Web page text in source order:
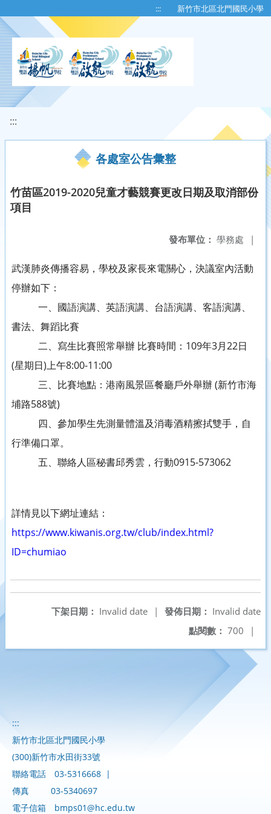
::: 新竹市北區北門國民小學
:::
各處室公告彙整
竹苗區2019-2020兒童才藝競賽更改日期及取消部份
項目
發布單位： 學務處 |
武漢肺炎傳播容易，學校及家長來電關心，決議室內活動
停辦如下：
一、國語演講、英語演講、台語演講、客語演講、
書法、舞蹈比賽
二、寫生比賽照常舉辦 比賽時間：109年3月22日
(星期日)上午8:00-11:00
三、比賽地點：港南風景區餐廳戶外舉辦 (新竹市海
埔路588號)
四、參加學生先測量體溫及消毒酒精擦拭雙手，自
行準備口罩。
五、聯絡人區秘書邱秀雲，行動0915-573062
詳情見以下網址連結：
https://www.kiwanis.org.tw/club/index.html?
ID=chumiao
發佈日期： Invalid date
下架日期： Invalid date
|
點閱數： 700 |
:::
新竹市北區北門國民小學
(300)新竹市水田街33號
聯絡電話
03-5316668 |
傳真
03-5340697
電子信箱
bmps01@hc.edu.tw